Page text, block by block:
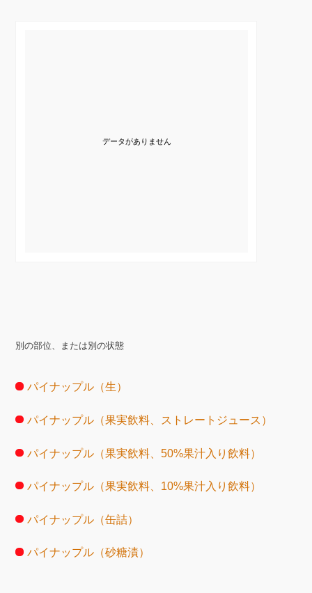
データがありません
別の部位、または別の状態
パイナップル（生）
パイナップル（果実飲料、ストレートジュース）
パイナップル（果実飲料、50%果汁入り飲料）
パイナップル（果実飲料、10%果汁入り飲料）
パイナップル（缶詰）
パイナップル（砂糖漬）